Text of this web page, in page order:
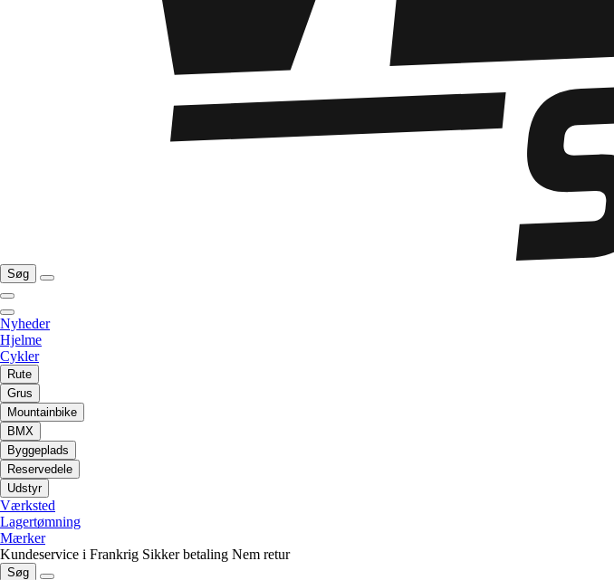
Søg
Nyheder
Hjelme
Cykler
Rute
Grus
Mountainbike
BMX
Byggeplads
Reservedele
Udstyr
Værksted
Lagertømning
Mærker
Kundeservice i Frankrig Sikker betaling Nem retur
Søg